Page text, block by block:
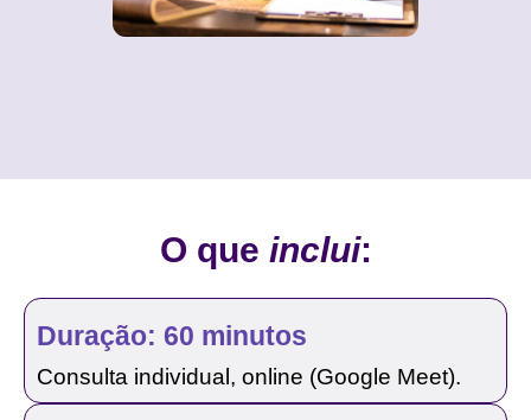
O que inclui:
Duração: 60 minutos
Consulta individual, online (Google Meet).